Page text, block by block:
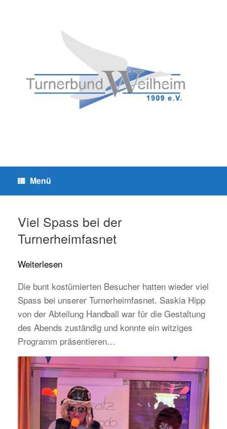
Menü
Viel Spass bei der
Turnerheimfasnet
Weiterlesen:
Spass
bei
der
Turnerheimfasnet
Die bunt kostümierten Besucher hatten wieder viel
Spass bei unserer Turnerheimfasnet. Saskia Hipp
von der Abteilung Handball war für die Gestaltung
des Abends zuständig und konnte ein witziges
Programm präsentieren…